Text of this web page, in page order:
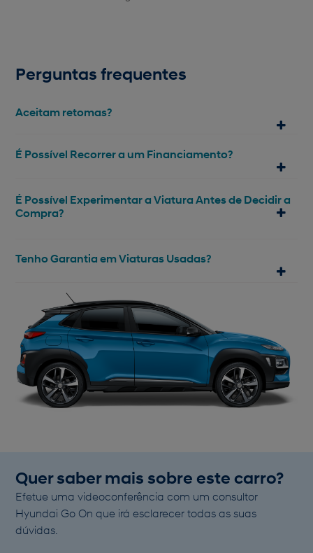
Perguntas frequentes
Aceitam retomas?
É Possível Recorrer a um Financiamento?
É Possível Experimentar a Viatura Antes de Decidir a
Compra?
Tenho Garantia em Viaturas Usadas?
Quer saber mais sobre este carro?
Efetue uma videoconferência com um consultor
Hyundai Go On que irá esclarecer todas as suas
dúvidas.